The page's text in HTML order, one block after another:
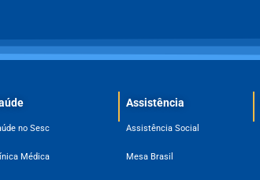
no Sesc
Médica
Assistência
Assistência Social
Mesa Brasil